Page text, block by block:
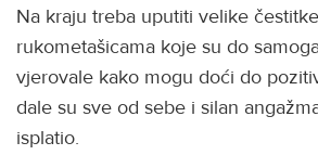
Na kraju treba uputiti velike
rukometašicama koje su do
vjerovale kako mogu doći do
dale su sve od sebe i silan
isplatio.